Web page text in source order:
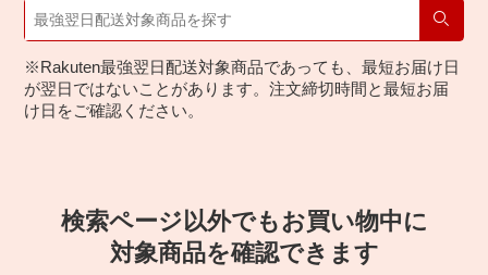
検索
※Rakuten最強翌日配送対象商品であっても、最短お届け日
が翌日ではないことがあります。注文締切時間と最短お届
け日をご確認ください。
検索ページ以外でもお買い物中に
対象商品を確認できます